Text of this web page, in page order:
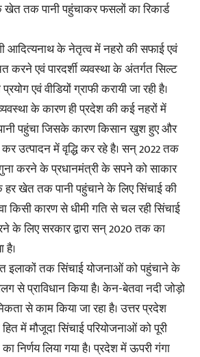
तक पानी पहुंचाकर फसलों का रिकार्ड
आदित्यनाथ के नेतृत्व में नहरो की सफाई एवं
करने एवं पारदर्शी व्यवस्था के अंतर्गत सिल्ट
एवं वीडियों ग्राफी करायी जा रही है।
के कारण ही प्रदेश की कई नहरों में
पानी पहुंचा जिसके कारण किसान खुश हुए और
उत्पादन में वृद्धि कर रहे है। सन् 2022 तक
करने के प्रधानमंत्री के सपने को साकार
खेत तक पानी पहुंचाने के लिए सिंचाई की
किसी कारण से धीमी गति से चल रही सिंचाई
के लिए सरकार द्वारा सन् 2020 तक का
है।
इलाकों तक सिंचाई योजनाओं को पहुंचाने के
से प्राविधान किया है। केन-बेतवा नदी जोड़ो
से काम किया जा रहा है। उत्तर प्रदेश
हित में मौजूदा सिंचाई परियोजनाओं को पूरी
निर्णय लिया गया है। प्रदेश में ऊपरी गंगा